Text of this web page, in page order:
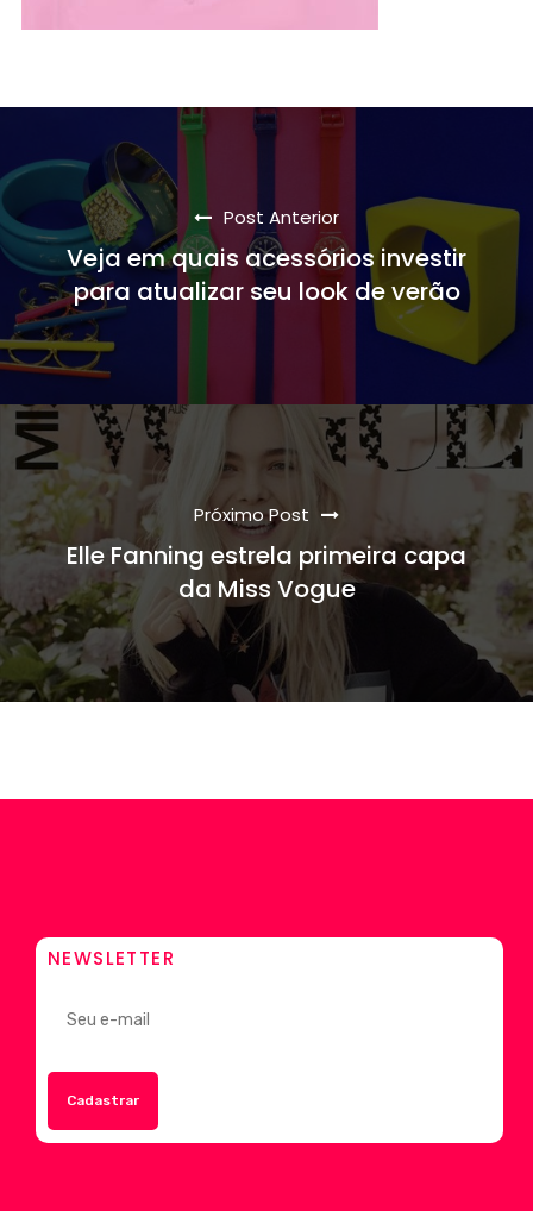
Post Anterior
Veja em quais acessórios investir
para atualizar seu look de verão
Próximo Post
Elle Fanning estrela primeira capa
da Miss Vogue
NEWSLETTER